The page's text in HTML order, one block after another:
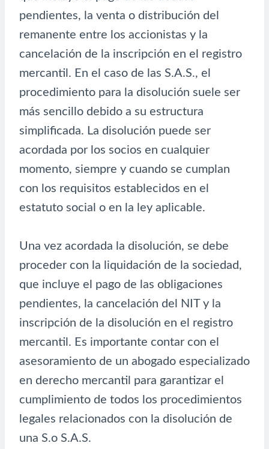
pendientes, la venta o distribución del
remanente entre los accionistas y la
cancelación de la inscripción en el registro
mercantil. En el caso de las S.A.S., el
procedimiento para la disolución suele ser
más sencillo debido a su estructura
simplificada. La disolución puede ser
acordada por los socios en cualquier
momento, siempre y cuando se cumplan
con los requisitos establecidos en el
estatuto social o en la ley aplicable.
Una vez acordada la disolución, se debe
proceder con la liquidación de la sociedad,
que incluye el pago de las obligaciones
pendientes, la cancelación del NIT y la
inscripción de la disolución en el registro
mercantil. Es importante contar con el
asesoramiento de un abogado especializado
en derecho mercantil para garantizar el
cumplimiento de todos los procedimientos
legales relacionados con la disolución de
una S.o S.A.S.